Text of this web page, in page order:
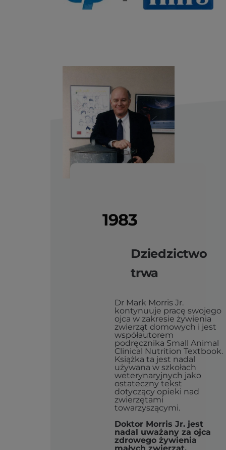
1983
Dziedzictwo
trwa
Dr Mark Morris Jr.
kontynuuje pracę swojego
ojca w zakresie żywienia
zwierząt domowych i jest
współautorem
podręcznika Small Animal
Clinical Nutrition Textbook.
Książka ta jest nadal
używana w szkołach
weterynaryjnych jako
ostateczny tekst
dotyczący opieki nad
zwierzętami
towarzyszącymi.
Doktor Morris Jr. jest
nadal uważany za ojca
zdrowego żywienia